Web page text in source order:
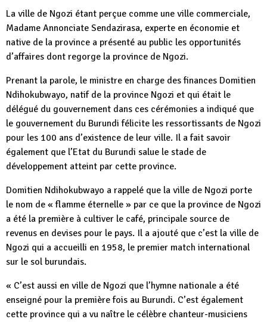
La ville de Ngozi étant perçue comme une ville commerciale,
Madame Annonciate Sendazirasa, experte en économie et
native de la province a présenté au public les opportunités
d’affaires dont regorge la province de Ngozi.
Prenant la parole, le ministre en charge des finances Domitien
Ndihokubwayo, natif de la province Ngozi et qui était le
délégué du gouvernement dans ces cérémonies a indiqué que
le gouvernement du Burundi félicite les ressortissants de Ngozi
pour les 100 ans d’existence de leur ville. Il a fait savoir
également que l’Etat du Burundi salue le stade de
développement atteint par cette province.
Domitien Ndihokubwayo a rappelé que la ville de Ngozi porte
le nom de « flamme éternelle » par ce que la province de Ngozi
a été la première à cultiver le café, principale source de
revenus en devises pour le pays. Il a ajouté que c’est la ville de
Ngozi qui a accueilli en 1958, le premier match international
sur le sol burundais.
« C’est aussi en ville de Ngozi que l’hymne nationale a été
enseigné pour la première fois au Burundi. C’est également
cette province qui a vu naître le célèbre chanteur-musiciens